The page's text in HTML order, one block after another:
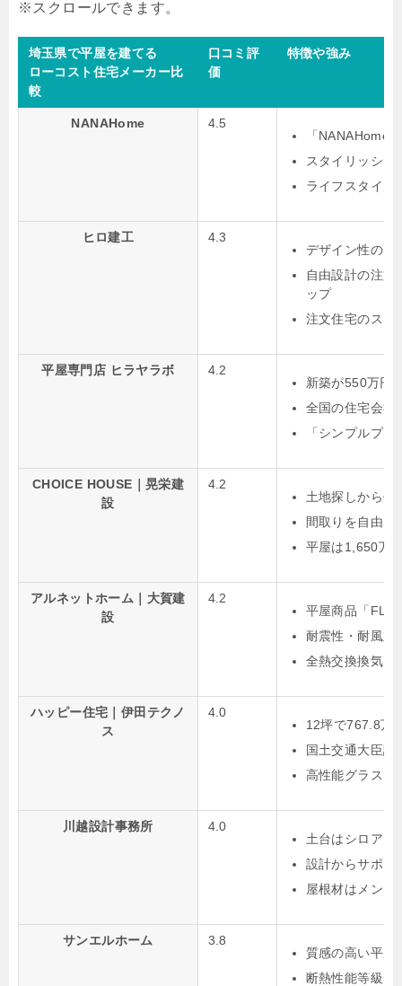
埼玉県で平屋を建てる
ローコスト住宅メーカー比
較
口コミ評
価
特徴や強み
NANAHome
4.5
「NANAHome
スタイリッシュ
ライフスタイル
ヒロ建工
4.3
デザイン性の高
自由設計の注文
ップ
注文住宅のスタ
平屋専門店 ヒラヤラボ
4.2
新築が550万円
全国の住宅会社
「シンプルプ
CHOICE HOUSE｜晃栄建
設
4.2
土地探しから住
間取りを自由に
平屋は1,650万
アルネットホーム｜大賀建
設
4.2
平屋商品「
耐震性・耐風対
全熱交換換気シ
ハッピー住宅｜伊田テクノ
ス
4.0
12坪で767.8万
国土交通大臣認
高性能グラスウ
川越設計事務所
4.0
土台はシロアリ
設計からサポー
屋根材はメンテ
サンエルホーム
3.8
質感の高い平屋
断熱性能等級5